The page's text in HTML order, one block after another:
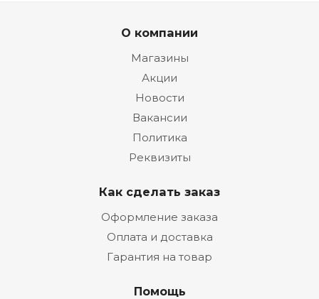
О компании
Магазины
Акции
Новости
Вакансии
Политика
Реквизиты
Как сделать заказ
Оформление заказа
Оплата и доставка
Гарантия на товар
Помощь